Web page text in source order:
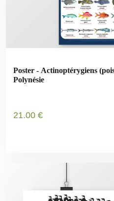
Poster - Actinoptérygiens
Polynésie
21.00 €